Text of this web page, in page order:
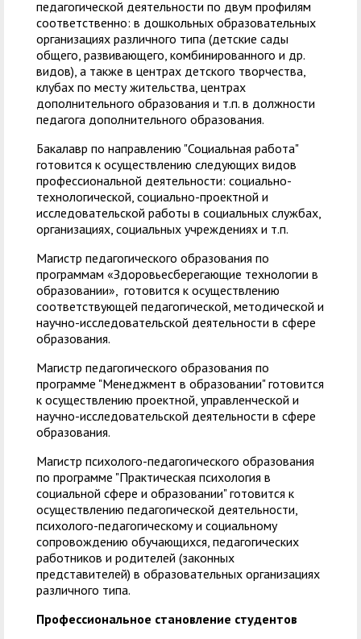
педагогической деятельности по двум профилям
соответственно: в дошкольных образовательных
организациях различного типа (детские сады
общего, развивающего, комбинированного и др.
видов), а также в центрах детского творчества,
клубах по месту жительства, центрах
дополнительного образования и т.п. в должности
педагога дополнительного образования.
Бакалавр по направлению "Социальная работа"
готовится к осуществлению следующих видов
профессиональной деятельности: социально-
технологической, социально-проектной и
исследовательской работы в социальных службах,
организациях, социальных учреждениях и т.п.
Магистр педагогического образования по
программам «Здоровьесберегающие технологии в
образовании», готовится к осуществлению
соответствующей педагогической, методической и
научно-исследовательской деятельности в сфере
образования.
Магистр педагогического образования по
программе "Менеджмент в образовании" готовится
к осуществлению проектной, управленческой и
научно-исследовательской деятельности в сфере
образования.
Магистр психолого-педагогического образования
по программе "Практическая психология в
социальной сфере и образовании" готовится к
осуществлению педагогической деятельности,
психолого-педагогическому и социальному
сопровождению обучающихся, педагогических
работников и родителей (законных
представителей) в образовательных организациях
различного типа.
Профессиональное становление студентов